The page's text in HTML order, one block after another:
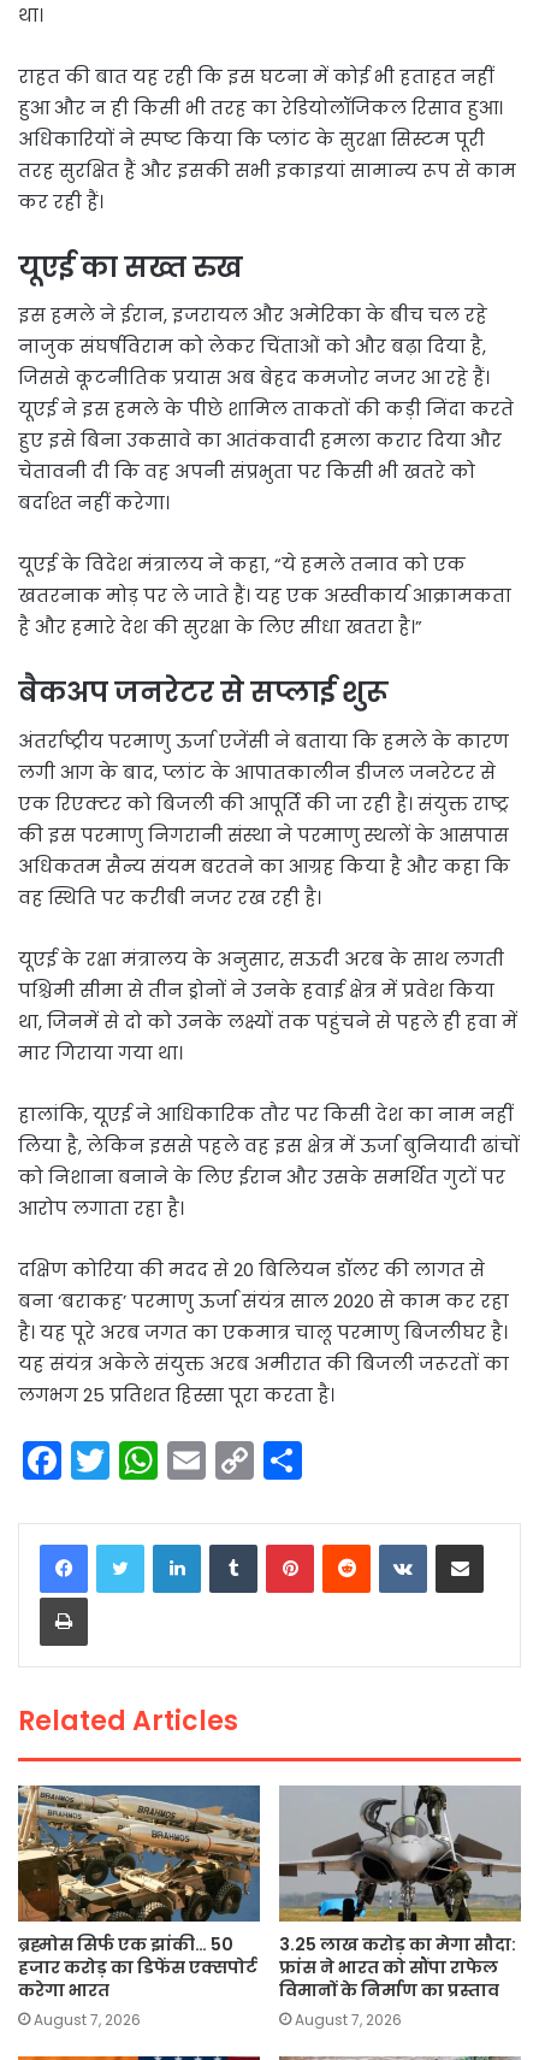
था।
राहत की बात यह रही कि इस घटना में कोई भी हताहत नहीं
हुआ और न ही किसी भी तरह का रेडियोलॉजिकल रिसाव हुआ।
अधिकारियों ने स्पष्ट किया कि प्लांट के सुरक्षा सिस्टम पूरी
तरह सुरक्षित हैं और इसकी सभी इकाइयां सामान्य रूप से काम
कर रही हैं।
यूएई का सख्त रुख
इस हमले ने ईरान, इजरायल और अमेरिका के बीच चल रहे
नाजुक संघर्षविराम को लेकर चिंताओं को और बढ़ा दिया है,
जिससे कूटनीतिक प्रयास अब बेहद कमजोर नजर आ रहे हैं।
यूएई ने इस हमले के पीछे शामिल ताकतों की कड़ी निंदा करते
हुए इसे बिना उकसावे का आतंकवादी हमला करार दिया और
चेतावनी दी कि वह अपनी संप्रभुता पर किसी भी खतरे को
बर्दाश्त नहीं करेगा।
यूएई के विदेश मंत्रालय ने कहा, “ये हमले तनाव को एक
खतरनाक मोड़ पर ले जाते हैं। यह एक अस्वीकार्य आक्रामकता
है और हमारे देश की सुरक्षा के लिए सीधा खतरा है।”
बैकअप जनरेटर से सप्लाई शुरू
अंतर्राष्ट्रीय परमाणु ऊर्जा एजेंसी ने बताया कि हमले के कारण
लगी आग के बाद, प्लांट के आपातकालीन डीजल जनरेटर से
एक रिएक्टर को बिजली की आपूर्ति की जा रही है। संयुक्त राष्ट्र
की इस परमाणु निगरानी संस्था ने परमाणु स्थलों के आसपास
अधिकतम सैन्य संयम बरतने का आग्रह किया है और कहा कि
वह स्थिति पर करीबी नजर रख रही है।
यूएई के रक्षा मंत्रालय के अनुसार, सऊदी अरब के साथ लगती
पश्चिमी सीमा से तीन ड्रोनों ने उनके हवाई क्षेत्र में प्रवेश किया
था, जिनमें से दो को उनके लक्ष्यों तक पहुंचने से पहले ही हवा में
मार गिराया गया था।
हालांकि, यूएई ने आधिकारिक तौर पर किसी देश का नाम नहीं
लिया है, लेकिन इससे पहले वह इस क्षेत्र में ऊर्जा बुनियादी ढांचों
को निशाना बनाने के लिए ईरान और उसके समर्थित गुटों पर
आरोप लगाता रहा है।
दक्षिण कोरिया की मदद से 20 बिलियन डॉलर की लागत से
बना ‘बराकह’ परमाणु ऊर्जा संयंत्र साल 2020 से काम कर रहा
है। यह पूरे अरब जगत का एकमात्र चालू परमाणु बिजलीघर है।
यह संयंत्र अकेले संयुक्त अरब अमीरात की बिजली जरूरतों का
लगभग 25 प्रतिशत हिस्सा पूरा करता है।
F
a
c
e
b
o
k
T
w
itt
er
W
h
a
ts
p
E
m
ai
C
o
p
n
ar
LinkedInTumblrPinterestReddit VKontakteShare via Email
Print
Related Articles
ब्रह्मोस सिर्फ एक झांकी… 50
हजार करोड़ का डिफेंस एक्सपोर्ट
करेगा भारत
August 7, 2026
3.25 लाख करोड़ का मेगा सौदा:
फ्रांस ने भारत को सौंपा राफेल
विमानों के निर्माण का प्रस्ताव
August 7, 2026